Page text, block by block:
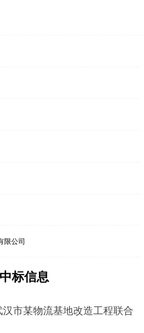
限公司
标信息
市某物流基地改造工程联合